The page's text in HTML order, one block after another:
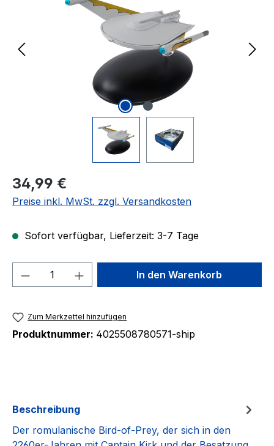
Regulärer Preis:
34,99 €
Preise inkl. MwSt. zzgl. Versandkosten
Sofort verfügbar, Lieferzeit: 3-7 Tage
Produkt Anzahl: Gib denIn den Warenkorb
Zum Merkzettel hinzufügen
Produktnummer: 4025508780571-ship
Beschreibung
Der romulanische Bird-of-Prey, der sich in den